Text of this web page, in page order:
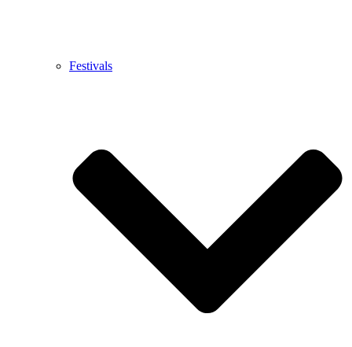
Festivals